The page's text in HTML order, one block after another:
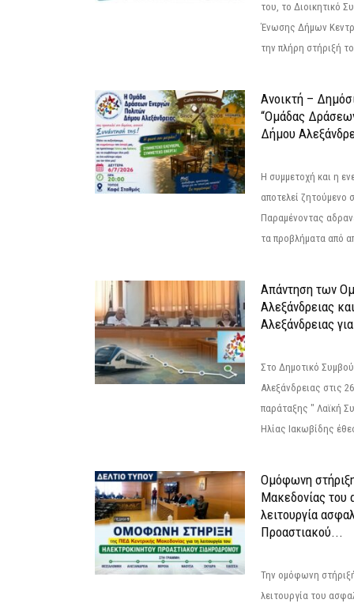
του, το Διοικητικό
Ένωσης Δήμων
την πλήρη στήριξή
Ανοικτή –
“Ομάδας
Δήμου
Η συμμετοχή και η
αποτελεί ζητούμενο
Παραμένοντας
τα προβλήματα από
Απάντηση των
Αλεξάνδρειας
Αλεξάνδρειας
Στο Δημοτικό
Αλεξάνδρειας στις
παράταξης " Λαϊκή
Ηλίας Ιακωβίδης
Ομόφωνη
Μακεδονίας του
λειτουργία
Προαστιακού...
Την ομόφωνη
λειτουργία του